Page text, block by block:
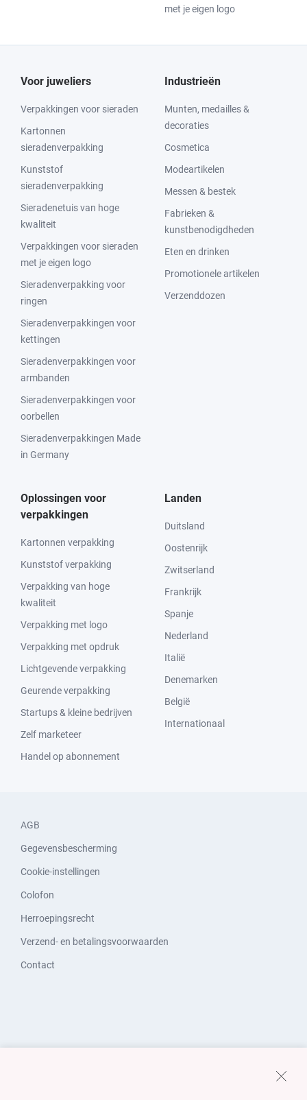
met je eigen logo
Voor juweliers
Verpakkingen voor sieraden
Kartonnen
sieradenverpakking
Kunststof
sieradenverpakking
Sieradenetuis van hoge
kwaliteit
Verpakkingen voor sieraden
met je eigen logo
Sieradenverpakking voor
ringen
Sieradenverpakkingen voor
kettingen
Sieradenverpakkingen voor
armbanden
Sieradenverpakkingen voor
oorbellen
Sieradenverpakkingen Made
in Germany
Industrieën
Munten, medailles &
decoraties
Cosmetica
Modeartikelen
Messen & bestek
Fabrieken &
kunstbenodigdheden
Eten en drinken
Promotionele artikelen
Verzenddozen
Oplossingen voor
verpakkingen
Kartonnen verpakking
Kunststof verpakking
Verpakking van hoge
kwaliteit
Verpakking met logo
Verpakking met opdruk
Lichtgevende verpakking
Geurende verpakking
Startups & kleine bedrijven
Zelf marketeer
Handel op abonnement
Landen
Duitsland
Oostenrijk
Zwitserland
Frankrijk
Spanje
Nederland
Italië
Denemarken
België
Internationaal
AGB
Gegevensbescherming
Cookie-instellingen
Colofon
Herroepingsrecht
Verzend- en betalingsvoorwaarden
Contact